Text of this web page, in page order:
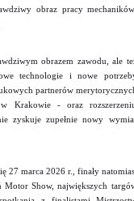
obraz pracy mechaników,
obrazem zawodu, ale
technologie i nowe
partnerów
Krakowie - oraz
zyskuje zupełnie nowy
27 marca 2026 r., finały
Motor Show, największych